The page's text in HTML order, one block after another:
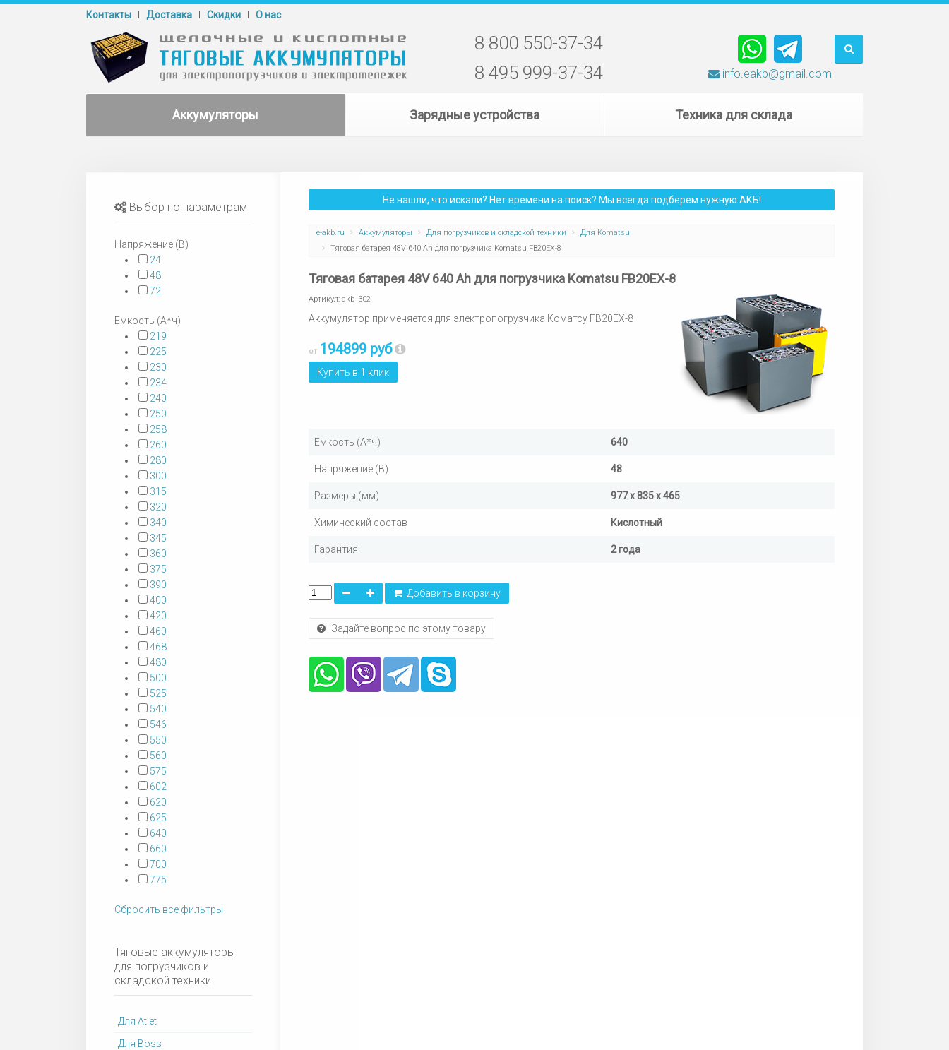
Контакты Доставка Cкидки О нас
8 800 550-37-34
8 495 999-37-34
info.eakb@gmail.com
Аккумуляторы Зарядные устройства Техника для склада
Не нашли, что искали? Нет времени на поиск? Мы всегда подберем нужную АКБ!
e-akb.ru Аккумуляторы Для погрузчиков и складской техники
Для Komatsu
Тяговая батарея 48V 640 Ah для погрузчика Komatsu FB20EX-8
Тяговая батарея 48V 640 Ah для погрузчика Komatsu FB20EX-8
Артикул: akb_302
Аккумулятор применяется для электропогрузчика Коматсу FB20EX-8
от 194899 руб
Купить в 1 клик
Емкость (А*ч) 640
Напряжение (В) 48
Размеры (мм) 977 х 835 х 465
Химический состав Кислотный
Гарантия 2 года
Добавить в корзину
Задайте вопрос по этому товару
Выбор по параметрам
Напряжение (В)
24
48
72
Емкость (А*ч)
219
225
230
234
240
250
258
260
280
300
315
320
340
345
360
375
390
400
420
460
468
480
500
525
540
546
550
560
575
602
620
625
640
660
700
775
Сбросить все фильтры
Тяговые аккумуляторы
для погрузчиков и
складской техники
Для Atlet
Для Boss